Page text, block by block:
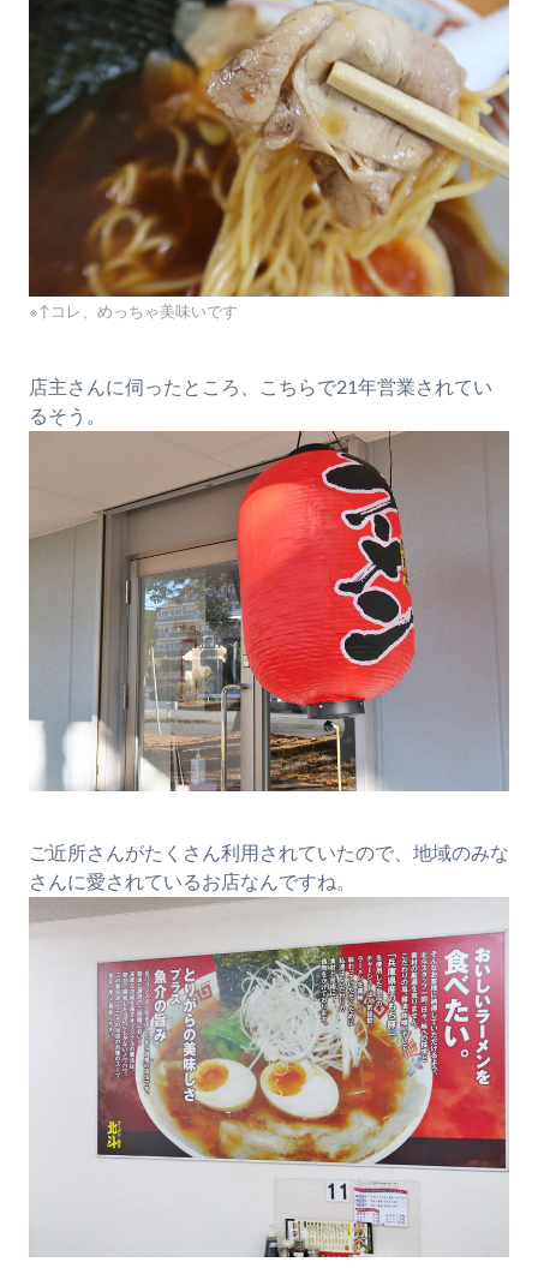
※↑コレ、めっちゃ美味いです
店主さんに伺ったところ、こちらで21年営業されてい
るそう。
ご近所さんがたくさん利用されていたので、地域のみな
さんに愛されているお店なんですね。